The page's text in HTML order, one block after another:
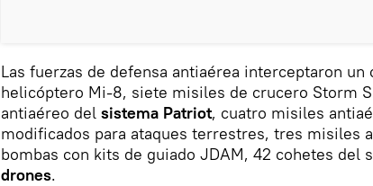
Las fuerzas de defensa antiaérea interceptaron un
helicóptero Mi-8, siete misiles de crucero Storm
antiaéreo del sistema Patriot, cuatro misiles
modificados para ataques terrestres, tres misiles
bombas con kits de guiado JDAM, 42 cohetes del
drones.